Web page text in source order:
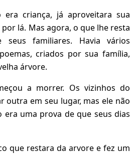
era criança, já aproveitara sua
lá. Mas agora, o que lhe resta
seus familiares. Havia vários
criados por sua família,
árvore.
a morrer. Os vizinhos do
outra em seu lugar, mas ele não
era uma prova de que seus dias
que restara da arvore e fez um